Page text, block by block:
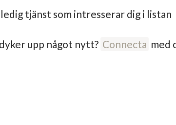
tjänst som intresserar dig i listan
upp något nytt? Connecta med